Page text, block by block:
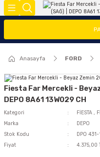
Geri
Geri
Geri
(FMY)
Anasayfa FORD
Fiesta Far Mercekli -
DEPO 8A61 13W029 CH
Kategori FİESTA ,
Marka
DEPO
Stok Kodu
DPO
Fiyat
4.375,00